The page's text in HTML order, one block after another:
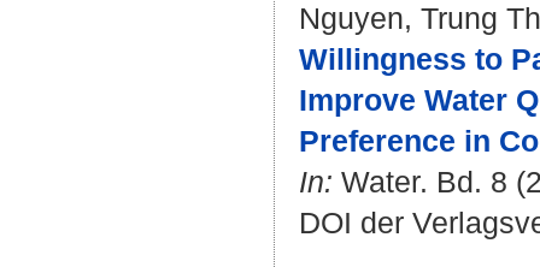
Nguyen, Trung
Willingness to
Improve Water
Preference in
In: Water. Bd. 8
DOI der